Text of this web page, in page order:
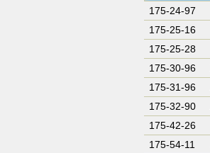
175-24-97
175-25-16
175-25-28
175-30-96
175-31-96
175-32-90
175-42-26
175-54-11